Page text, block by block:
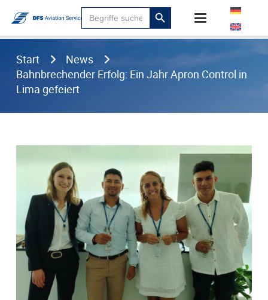
Suchen
für:
Search
Button
Start
News
Bahnbrechender Erfolg: Ein Jahr Apron Control in
Lima gefeiert